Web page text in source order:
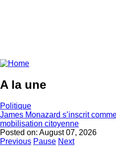
A la une
Politique
James Monazard s’inscrit
mobilisation citoyenne
Posted on: August 07, 2026
Previous Pause Next